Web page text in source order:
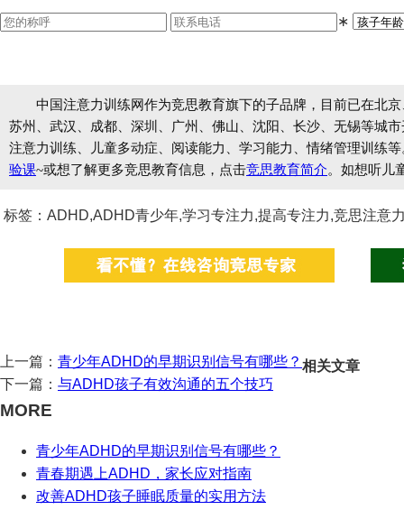
∗
中国注意力训练网作为竞思教育旗下的子品牌，目前已在北
苏州、武汉、成都、深圳、广州、佛山、沈阳、长沙、无锡等城
注意力训练、儿童多动症、阅读能力、学习能力、情绪管理训练
验课~或想了解更多竞思教育信息，点击竞思教育简介。如想听儿
标签：ADHD,ADHD青少年,学习专注力,提高专注力,竞思注意
上一篇： 青少年ADHD的早期识别信号有哪些？
下一篇： 与ADHD孩子有效沟通的五个技巧
相关文章
MORE
青少年ADHD的早期识别信号有哪些？
青春期遇上ADHD，家长应对指南
改善ADHD孩子睡眠质量的实用方法